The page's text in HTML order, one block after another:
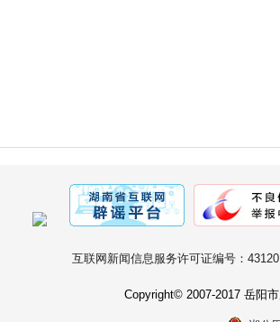
互联网新闻信息服务许可证编号：
Copyright© 2007-2017 岳阳